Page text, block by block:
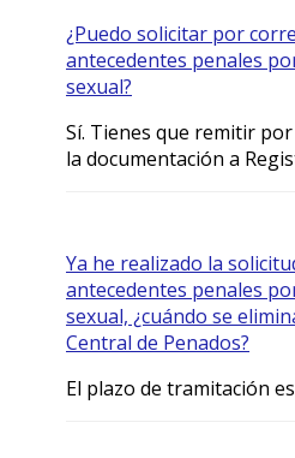
¿Puedo solicitar por
antecedentes penales
sexual?
Sí. Tienes que remitir
la documentación a
Ya he realizado la
antecedentes penales
sexual, ¿cuándo se
Central de Penados?
El plazo de tramitación